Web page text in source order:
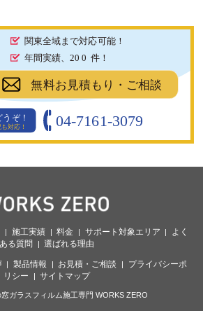
無料お見積もり・ご相談
関東全域まで対応可能！
年間実績、20 0 件！
04-7161-3079
ぞ！
対応！
施工実績 料金 サポート対象エリア
よく
ある質問
選ばれる理由
製品情報 お見積・ご相談
プライバシーポ
リシー
サイトマップ
ガラスフィルム施工専門 WORKS ZERO